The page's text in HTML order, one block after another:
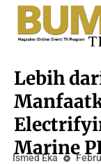
Lebih
Marine
Ismed Eka